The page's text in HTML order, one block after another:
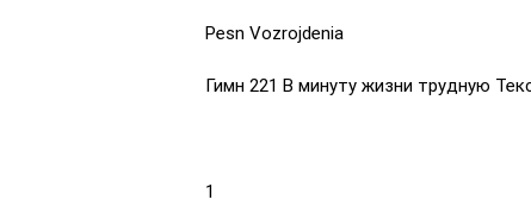
Pesn Vozrojdenia
Гимн 221 В минуту жизни трудную
1